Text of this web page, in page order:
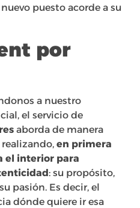
puesto acorde a su
por
a nuestro
el servicio de
aborda de manera
realizando,en primera
el interior para
: su propósito,
pasión. Es decir, el
dónde quiere ir esa